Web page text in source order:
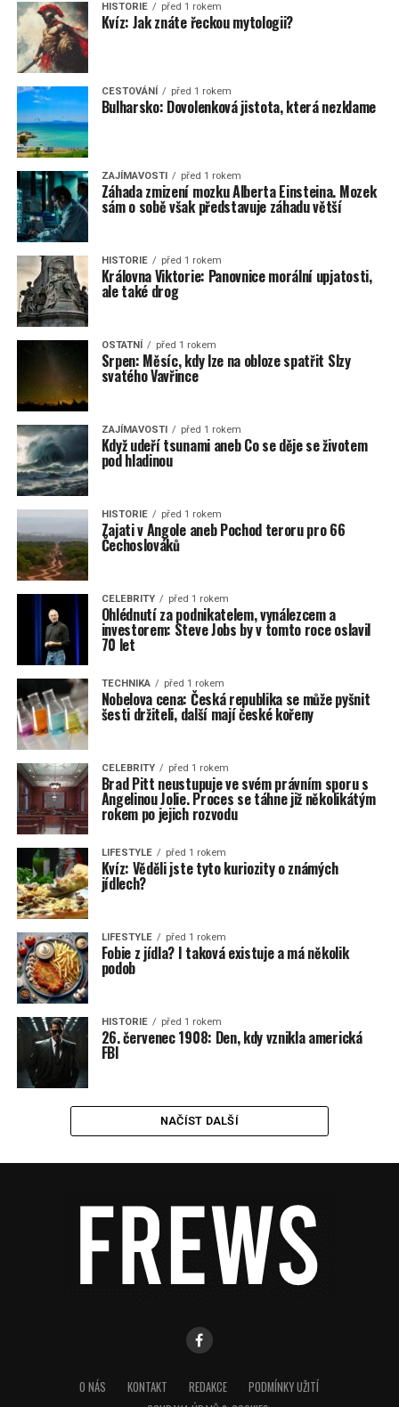
HISTORIE před 1 rokem
Kvíz: Jak znáte řeckou mytologii?
CESTOVÁNÍ před 1 rokem
Bulharsko: Dovolenková jistota, která nezklame
ZAJÍMAVOSTI před 1 rokem
Záhada zmizení mozku Alberta Einsteina. Mozek
sám o sobě však představuje záhadu větší
HISTORIE před 1 rokem
Královna Viktorie: Panovnice morální upjatosti,
ale také drog
OSTATNÍ před 1 rokem
Srpen: Měsíc, kdy lze na obloze spatřit Slzy
svatého Vavřince
ZAJÍMAVOSTI před 1 rokem
Když udeří tsunami aneb Co se děje se životem
pod hladinou
HISTORIE před 1 rokem
Zajati v Angole aneb Pochod teroru pro 66
Čechoslováků
CELEBRITY před 1 rokem
Ohlédnutí za podnikatelem, vynálezcem a
investorem: Steve Jobs by v tomto roce oslavil
70 let
TECHNIKA před 1 rokem
Nobelova cena: Česká republika se může pyšnit
šesti držiteli, další mají české kořeny
CELEBRITY před 1 rokem
Brad Pitt neustupuje ve svém právním sporu s
Angelinou Jolie. Proces se táhne již několikátým
rokem po jejich rozvodu
LIFESTYLE před 1 rokem
Kvíz: Věděli jste tyto kuriozity o známých
jídlech?
LIFESTYLE před 1 rokem
Fobie z jídla? I taková existuje a má několik
podob
HISTORIE před 1 rokem
26. červenec 1908: Den, kdy vznikla americká
FBI
NAČÍST DALŠÍ
O NÁS KONTAKT REDAKCE
PODMÍNKY UŽITÍ